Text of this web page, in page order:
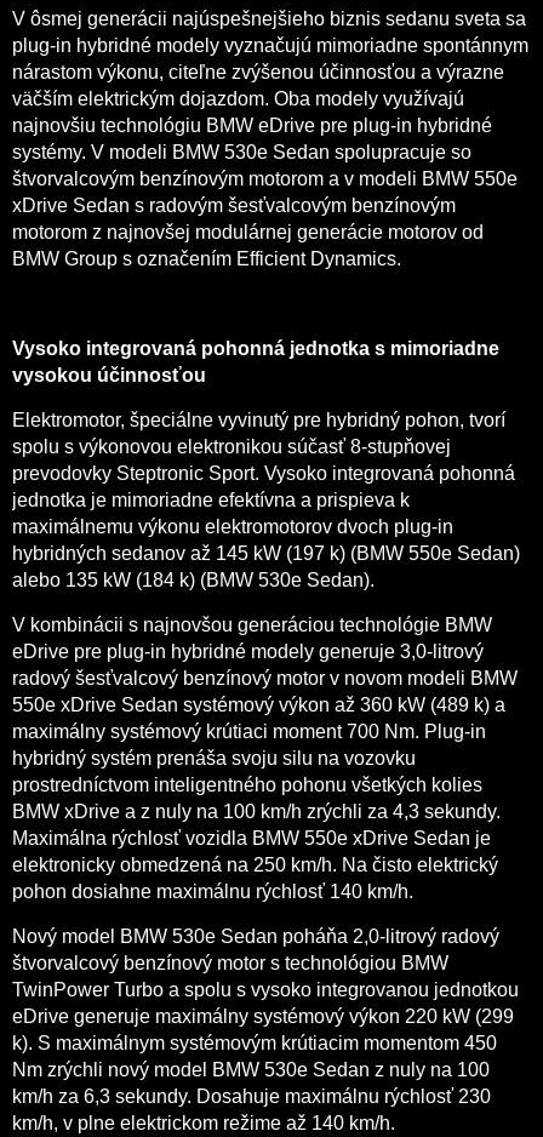
V ôsmej generácii najúspešnejšieho biznis sedanu sveta sa
plug-in hybridné modely vyznačujú mimoriadne spontánnym
nárastom výkonu, citeľne zvýšenou účinnosťou a výrazne
väčším elektrickým dojazdom. Oba modely využívajú
najnovšiu technológiu BMW eDrive pre plug-in hybridné
systémy. V modeli BMW 530e Sedan spolupracuje so
štvorvalcovým benzínovým motorom a v modeli BMW 550e
xDrive Sedan s radovým šesťvalcovým benzínovým
motorom z najnovšej modulárnej generácie motorov od
BMW Group s označením Efficient Dynamics.
Vysoko integrovaná pohonná jednotka s mimoriadne
vysokou účinnosťou
Elektromotor, špeciálne vyvinutý pre hybridný pohon, tvorí
spolu s výkonovou elektronikou súčasť 8-stupňovej
prevodovky Steptronic Sport. Vysoko integrovaná pohonná
jednotka je mimoriadne efektívna a prispieva k
maximálnemu výkonu elektromotorov dvoch plug-in
hybridných sedanov až 145 kW (197 k) (BMW 550e Sedan)
alebo 135 kW (184 k) (BMW 530e Sedan).
V kombinácii s najnovšou generáciou technológie BMW
eDrive pre plug-in hybridné modely generuje 3,0-litrový
radový šesťvalcový benzínový motor v novom modeli BMW
550e xDrive Sedan systémový výkon až 360 kW (489 k) a
maximálny systémový krútiaci moment 700 Nm. Plug-in
hybridný systém prenáša svoju silu na vozovku
prostredníctvom inteligentného pohonu všetkých kolies
BMW xDrive a z nuly na 100 km/h zrýchli za 4,3 sekundy.
Maximálna rýchlosť vozidla BMW 550e xDrive Sedan je
elektronicky obmedzená na 250 km/h. Na čisto elektrický
pohon dosiahne maximálnu rýchlosť 140 km/h.
Nový model BMW 530e Sedan poháňa 2,0-litrový radový
štvorvalcový benzínový motor s technológiou BMW
TwinPower Turbo a spolu s vysoko integrovanou jednotkou
eDrive generuje maximálny systémový výkon 220 kW (299
k). S maximálnym systémovým krútiacim momentom 450
Nm zrýchli nový model BMW 530e Sedan z nuly na 100
km/h za 6,3 sekundy. Dosahuje maximálnu rýchlosť 230
km/h, v plne elektrickom režime až 140 km/h.